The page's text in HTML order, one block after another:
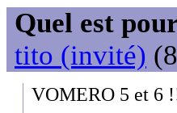
Quel est
tito (invité)
VOMERO 5 et 6